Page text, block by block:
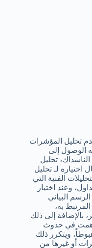
تحليل المؤشرات
الوصول إلى
الناسداك، تحليل
لـ تحليل
الفنية التي
وعند اختيار
البياني
به،
بالإضافة إلى ذلك
في حدوث
ويتكرر ذلك
أو غيرها من